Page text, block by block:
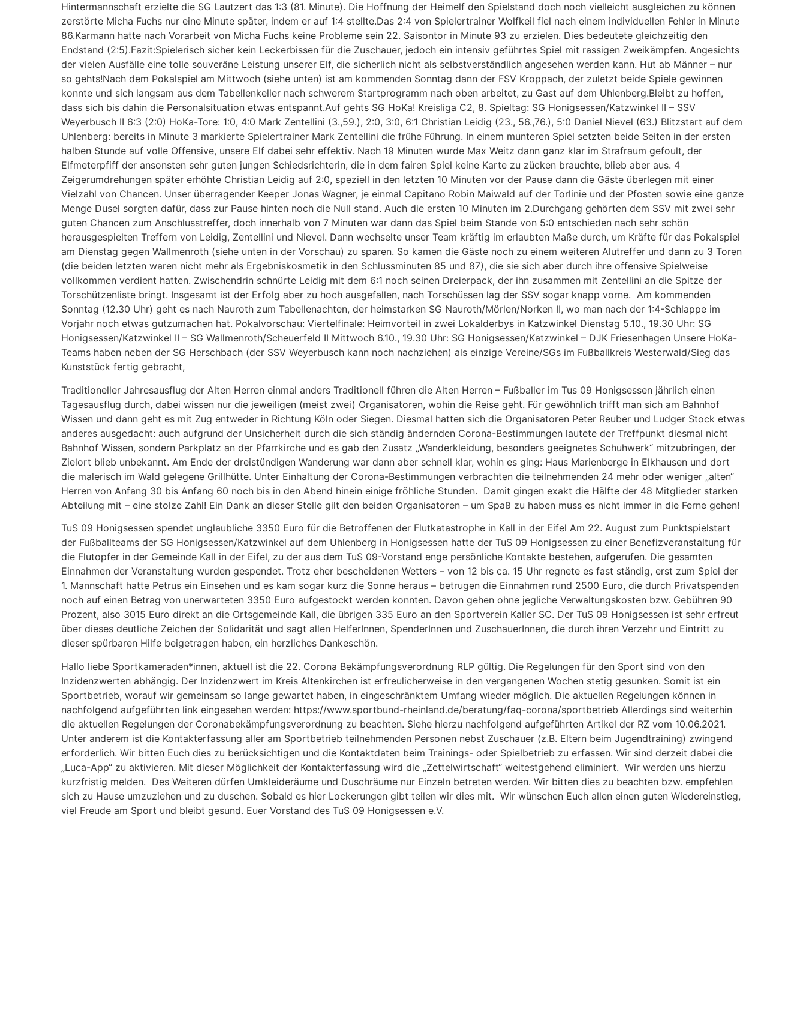
Hintermannschaft erzielte die SG Lautzert das 1:3 (81. Minute). Die Hoffnung der Heimelf den Spielstand doch noch vielleicht ausgleichen zu können
zerstörte Micha Fuchs nur eine Minute später, indem er auf 1:4 stellte.Das 2:4 von Spielertrainer Wolfkeil fiel nach einem individuellen Fehler in Minute
86.Karmann hatte nach Vorarbeit von Micha Fuchs keine Probleme sein 22. Saisontor in Minute 93 zu erzielen. Dies bedeutete gleichzeitig den
Endstand (2:5).Fazit:Spielerisch sicher kein Leckerbissen für die Zuschauer, jedoch ein intensiv geführtes Spiel mit rassigen Zweikämpfen. Angesichts
der vielen Ausfälle eine tolle souveräne Leistung unserer Elf, die sicherlich nicht als selbstverständlich angesehen werden kann. Hut ab Männer – nur
so gehts!Nach dem Pokalspiel am Mittwoch (siehe unten) ist am kommenden Sonntag dann der FSV Kroppach, der zuletzt beide Spiele gewinnen
konnte und sich langsam aus dem Tabellenkeller nach schwerem Startprogramm nach oben arbeitet, zu Gast auf dem Uhlenberg.Bleibt zu hoffen,
dass sich bis dahin die Personalsituation etwas entspannt.Auf gehts SG HoKa! Kreisliga C2, 8. Spieltag: SG Honigsessen/Katzwinkel II – SSV
Weyerbusch II 6:3 (2:0) HoKa-Tore: 1:0, 4:0 Mark Zentellini (3.,59.), 2:0, 3:0, 6:1 Christian Leidig (23., 56.,76.), 5:0 Daniel Nievel (63.) Blitzstart auf dem
Uhlenberg: bereits in Minute 3 markierte Spielertrainer Mark Zentellini die frühe Führung. In einem munteren Spiel setzten beide Seiten in der ersten
halben Stunde auf volle Offensive, unsere Elf dabei sehr effektiv. Nach 19 Minuten wurde Max Weitz dann ganz klar im Strafraum gefoult, der
Elfmeterpfiff der ansonsten sehr guten jungen Schiedsrichterin, die in dem fairen Spiel keine Karte zu zücken brauchte, blieb aber aus. 4
Zeigerumdrehungen später erhöhte Christian Leidig auf 2:0, speziell in den letzten 10 Minuten vor der Pause dann die Gäste überlegen mit einer
Vielzahl von Chancen. Unser überragender Keeper Jonas Wagner, je einmal Capitano Robin Maiwald auf der Torlinie und der Pfosten sowie eine ganze
Menge Dusel sorgten dafür, dass zur Pause hinten noch die Null stand. Auch die ersten 10 Minuten im 2.Durchgang gehörten dem SSV mit zwei sehr
guten Chancen zum Anschlusstreffer, doch innerhalb von 7 Minuten war dann das Spiel beim Stande von 5:0 entschieden nach sehr schön
herausgespielten Treffern von Leidig, Zentellini und Nievel. Dann wechselte unser Team kräftig im erlaubten Maße durch, um Kräfte für das Pokalspiel
am Dienstag gegen Wallmenroth (siehe unten in der Vorschau) zu sparen. So kamen die Gäste noch zu einem weiteren Alutreffer und dann zu 3 Toren
(die beiden letzten waren nicht mehr als Ergebniskosmetik in den Schlussminuten 85 und 87), die sie sich aber durch ihre offensive Spielweise
vollkommen verdient hatten. Zwischendrin schnürte Leidig mit dem 6:1 noch seinen Dreierpack, der ihn zusammen mit Zentellini an die Spitze der
Torschützenliste bringt. Insgesamt ist der Erfolg aber zu hoch ausgefallen, nach Torschüssen lag der SSV sogar knapp vorne. Am kommenden
Sonntag (12.30 Uhr) geht es nach Nauroth zum Tabellenachten, der heimstarken SG Nauroth/Mörlen/Norken II, wo man nach der 1:4-Schlappe im
Vorjahr noch etwas gutzumachen hat. Pokalvorschau: Viertelfinale: Heimvorteil in zwei Lokalderbys in Katzwinkel Dienstag 5.10., 19.30 Uhr: SG
Honigsessen/Katzwinkel II – SG Wallmenroth/Scheuerfeld II Mittwoch 6.10., 19.30 Uhr: SG Honigsessen/Katzwinkel – DJK Friesenhagen Unsere HoKa-
Teams haben neben der SG Herschbach (der SSV Weyerbusch kann noch nachziehen) als einzige Vereine/SGs im Fußballkreis Westerwald/Sieg das
Kunststück fertig gebracht,
Traditioneller Jahresausflug der Alten Herren einmal anders Traditionell führen die Alten Herren – Fußballer im Tus 09 Honigsessen jährlich einen
Tagesausflug durch, dabei wissen nur die jeweiligen (meist zwei) Organisatoren, wohin die Reise geht. Für gewöhnlich trifft man sich am Bahnhof
Wissen und dann geht es mit Zug entweder in Richtung Köln oder Siegen. Diesmal hatten sich die Organisatoren Peter Reuber und Ludger Stock etwas
anderes ausgedacht: auch aufgrund der Unsicherheit durch die sich ständig ändernden Corona-Bestimmungen lautete der Treffpunkt diesmal nicht
Bahnhof Wissen, sondern Parkplatz an der Pfarrkirche und es gab den Zusatz „Wanderkleidung, besonders geeignetes Schuhwerk“ mitzubringen, der
Zielort blieb unbekannt. Am Ende der dreistündigen Wanderung war dann aber schnell klar, wohin es ging: Haus Marienberge in Elkhausen und dort
die malerisch im Wald gelegene Grillhütte. Unter Einhaltung der Corona-Bestimmungen verbrachten die teilnehmenden 24 mehr oder weniger „alten“
Herren von Anfang 30 bis Anfang 60 noch bis in den Abend hinein einige fröhliche Stunden. Damit gingen exakt die Hälfte der 48 Mitglieder starken
Abteilung mit – eine stolze Zahl! Ein Dank an dieser Stelle gilt den beiden Organisatoren – um Spaß zu haben muss es nicht immer in die Ferne gehen!
TuS 09 Honigsessen spendet unglaubliche 3350 Euro für die Betroffenen der Flutkatastrophe in Kall in der Eifel Am 22. August zum Punktspielstart
der Fußballteams der SG Honigsessen/Katzwinkel auf dem Uhlenberg in Honigsessen hatte der TuS 09 Honigsessen zu einer Benefizveranstaltung für
die Flutopfer in der Gemeinde Kall in der Eifel, zu der aus dem TuS 09-Vorstand enge persönliche Kontakte bestehen, aufgerufen. Die gesamten
Einnahmen der Veranstaltung wurden gespendet. Trotz eher bescheidenen Wetters – von 12 bis ca. 15 Uhr regnete es fast ständig, erst zum Spiel der
1. Mannschaft hatte Petrus ein Einsehen und es kam sogar kurz die Sonne heraus – betrugen die Einnahmen rund 2500 Euro, die durch Privatspenden
noch auf einen Betrag von unerwarteten 3350 Euro aufgestockt werden konnten. Davon gehen ohne jegliche Verwaltungskosten bzw. Gebühren 90
Prozent, also 3015 Euro direkt an die Ortsgemeinde Kall, die übrigen 335 Euro an den Sportverein Kaller SC. Der TuS 09 Honigsessen ist sehr erfreut
über dieses deutliche Zeichen der Solidarität und sagt allen HelferInnen, SpenderInnen und ZuschauerInnen, die durch ihren Verzehr und Eintritt zu
dieser spürbaren Hilfe beigetragen haben, ein herzliches Dankeschön.
Hallo liebe Sportkameraden*innen, aktuell ist die 22. Corona Bekämpfungsverordnung RLP gültig. Die Regelungen für den Sport sind von den
Inzidenzwerten abhängig. Der Inzidenzwert im Kreis Altenkirchen ist erfreulicherweise in den vergangenen Wochen stetig gesunken. Somit ist ein
Sportbetrieb, worauf wir gemeinsam so lange gewartet haben, in eingeschränktem Umfang wieder möglich. Die aktuellen Regelungen können in
nachfolgend aufgeführten link eingesehen werden: https://www.sportbund-rheinland.de/beratung/faq-corona/sportbetrieb Allerdings sind weiterhin
die aktuellen Regelungen der Coronabekämpfungsverordnung zu beachten. Siehe hierzu nachfolgend aufgeführten Artikel der RZ vom 10.06.2021.
Unter anderem ist die Kontakterfassung aller am Sportbetrieb teilnehmenden Personen nebst Zuschauer (z.B. Eltern beim Jugendtraining) zwingend
erforderlich. Wir bitten Euch dies zu berücksichtigen und die Kontaktdaten beim Trainings- oder Spielbetrieb zu erfassen. Wir sind derzeit dabei die
„Luca-App“ zu aktivieren. Mit dieser Möglichkeit der Kontakterfassung wird die „Zettelwirtschaft“ weitestgehend eliminiert. Wir werden uns hierzu
kurzfristig melden. Des Weiteren dürfen Umkleideräume und Duschräume nur Einzeln betreten werden. Wir bitten dies zu beachten bzw. empfehlen
sich zu Hause umzuziehen und zu duschen. Sobald es hier Lockerungen gibt teilen wir dies mit. Wir wünschen Euch allen einen guten Wiedereinstieg,
viel Freude am Sport und bleibt gesund. Euer Vorstand des TuS 09 Honigsessen e.V.